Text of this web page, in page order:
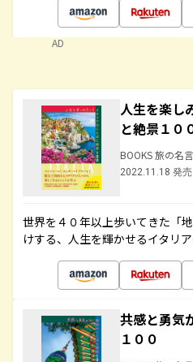
AD
人生を楽し
と絶景１０
BOOKS 旅の名
2022.11.18 発売
世界を４０年以上歩いてきた「
けする、人生を輝かせるイタリ
共感と勇気
１００